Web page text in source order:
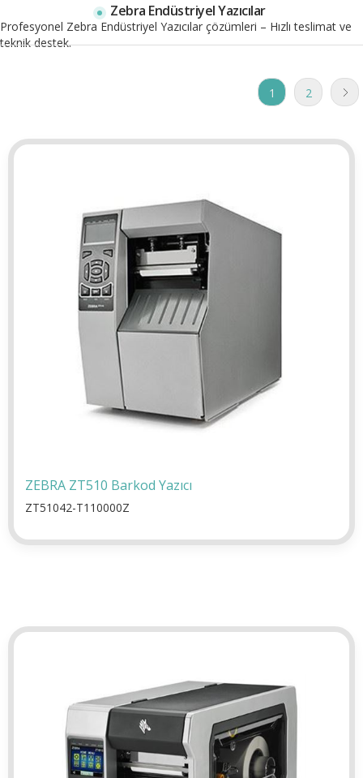
Zebra Endüstriyel Yazıcılar
Profesyonel Zebra Endüstriyel Yazıcılar çözümleri – Hızlı teslimat ve
teknik destek.
ZEBRA ZT510 Barkod Yazıcı
ZT51042-T110000Z
1 2